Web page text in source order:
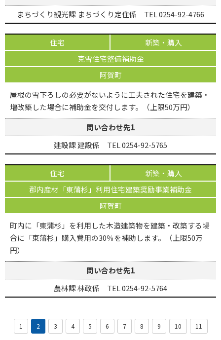
まちづくり観光課 まちづくり定住係 TEL 0254-92-4766
住宅
新築・購入
克雪住宅整備補助金
阿賀町
屋根の雪下ろしの必要がないように工夫された住宅を建築・
増改築した場合に補助金を交付します。（上限50万円）
問い合わせ先1
建設課 建設係 TEL 0254-92-5765
住宅
新築・購入
郡内産材「東蒲杉」利用住宅建築奨励事業補助金
阿賀町
町内に「東蒲杉」を利用した木造建築物を建築・改築する場
合に「東蒲杉」購入費用の30％を補助します。（上限50万
円）
問い合わせ先1
農林課 林政係 TEL 0254-92-5764
1 2 3 4 5 6 7 8 9 10 11